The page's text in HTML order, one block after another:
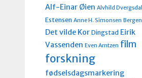
Alf-Einar Øien Alvhild Dvergsdal
Estensen Anne H. Simonsen Bergen
Det vilde Kor Dingstad Eirik
Vassenden Even Arntzen film
forskning
fødselsdagsmarkering